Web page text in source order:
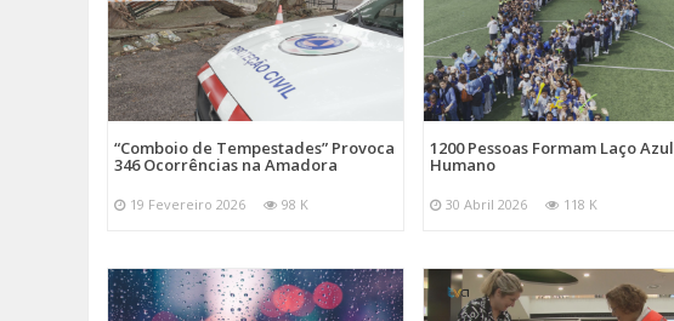
“Comboio de Tempestades” Provoca
346 Ocorrências na Amadora
19 Fevereiro 2026 98 K
1200 Pessoas Formam Laço Azul
Humano
30 Abril 2026 118 K